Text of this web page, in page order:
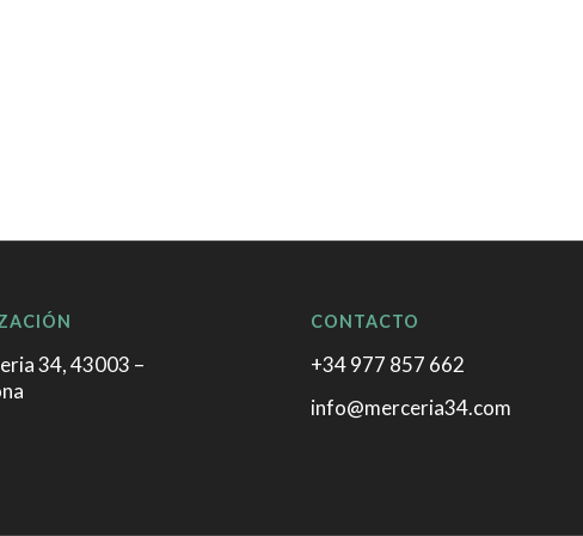
34, 43003 –
CONTACTO
+34 977 857 662
info@merceria34.com